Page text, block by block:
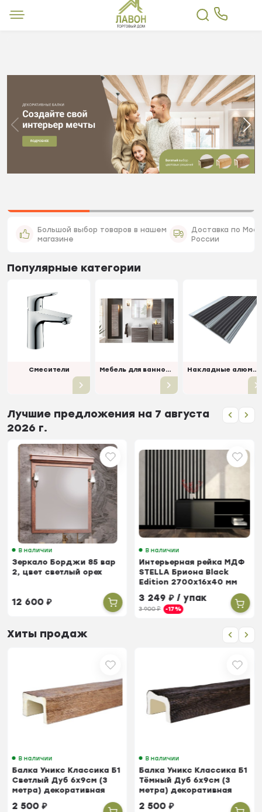
Большой выбор товаров в нашем
магазине
Доставка по
России
Популярные категории
Смесители Мебель для ванной комнаты Накладные алюминиевые профили на саморезах
Лучшие предложения на 7 августа
2026 г.
В наличии
Зеркало Борджи 85 вар
2, цвет светлый орех
12 600₽
В наличии
Интерьерная рейка МДФ
STELLA Бриона Black
Edition 2700х16х40 мм
(упак. 8 шт)
3 249₽/ упак
3 900₽ -17%
Хиты продаж
В наличии
Балка Уникс Классика Б1
Светлый Дуб 6х9см (3
метра) декоративная
потолочная под дерево
2 500₽
В наличии
Балка Уникс Классика Б1
Тёмный Дуб 6х9см (3
метра) декоративная
потолочная под дерево
2 500₽